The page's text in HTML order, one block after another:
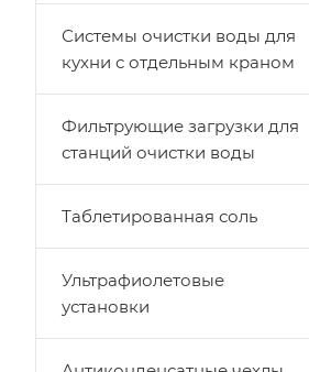
Системы очистки воды для
кухни с отдельным краном
Фильтрующие загрузки для
станций очистки воды
Таблетированная соль
Ультрафиолетовые
установки